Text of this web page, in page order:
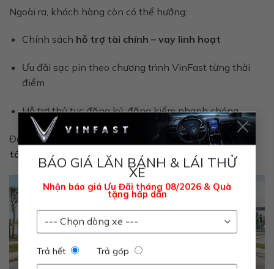
BÁO GIÁ LĂN BÁNH & LÁI THỬ
XE
Nhận báo giá Ưu Đãi tháng 08/2026 & Quà
tặng hấp dẫn
Trả hết Trả góp
×
Ngoài ra, khách hàng còn có thể hưởng:
Chính sách hỗ trợ tài chính – vay linh hoạt
Ưu đãi sạc pin theo chương trình VinFast từng thời
điểm
Hỗ trợ thủ tục đăng ký, đăng kiểm nhanh chóng
Đây làthời điểm vàng
để sở hữu MPV điện 7 chỗ với
tổng chi phí thấp nhất